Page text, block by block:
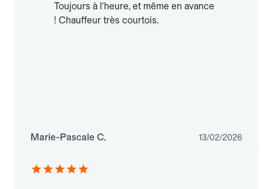
Toujours à l'heure, et même en avance
! Chauffeur très courtois.
Marie-Pascale C. 13/02/2026